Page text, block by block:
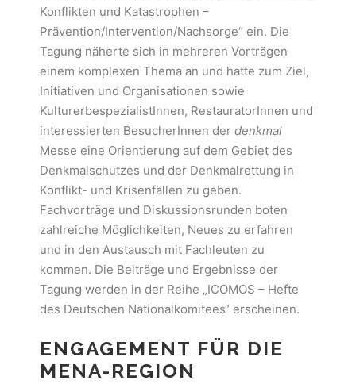
Konflikten und Katastrophen –
Prävention/Intervention/Nachsorge“ ein. Die
Tagung näherte sich in mehreren Vorträgen
einem komplexen Thema an und hatte zum Ziel,
Initiativen und Organisationen sowie
KulturerbespezialistInnen, RestauratorInnen und
interessierten BesucherInnen der denkmal
Messe eine Orientierung auf dem Gebiet des
Denkmalschutzes und der Denkmalrettung in
Konflikt- und Krisenfällen zu geben.
Fachvorträge und Diskussionsrunden boten
zahlreiche Möglichkeiten, Neues zu erfahren
und in den Austausch mit Fachleuten zu
kommen. Die Beiträge und Ergebnisse der
Tagung werden in der Reihe „ICOMOS – Hefte
des Deutschen Nationalkomitees“ erscheinen.
ENGAGEMENT FÜR DIE
MENA-REGION